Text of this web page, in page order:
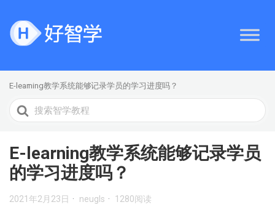
E-learning教学系统能够记录学员的学习进度吗？
搜
索
E-learning教学系统能够记录学员
的学习进度吗？
2021年2月23日 neugls 1280阅读